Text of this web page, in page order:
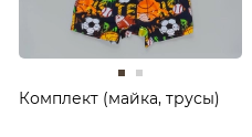
Комплект (майка, трусы)